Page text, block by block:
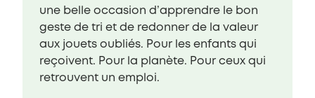
une belle occasion d’apprendre le bon
geste de tri et de redonner de la valeur
aux jouets oubliés. Pour les enfants qui
reçoivent. Pour la planète. Pour ceux qui
retrouvent un emploi.